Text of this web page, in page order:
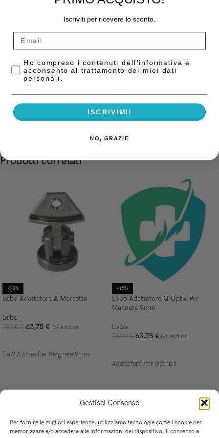
Gestisci Consenso
Per fornire le migliori esperienze, utilizziamo tecnologie come i cookie per
memorizzare e/o accedere alle informazioni del dispositivo. Il consenso a
VLC3
Categoria: Sistemi Ingrandenti e Luce
Descrizione
Textile Pad per caschetto set ricambio di 3 spugne/fascette cingitesta
composto da 1 spugna frontale e 2 spugne laterali occipitali bianche
Prodotti correlati
-15%
Lobo Adattatore A Morsetto
Lobo
75,00€ 63,75 € IVA esclusa
Da 2 A 6mm Per Magnete 9mm
-15%
Lobo Adattatore Q Optic Per
Magnete 9mm
Lobo
75,00€ 63,75 € IVA esclusa
Adattatore Per Occhiali
Iscriviti per ricevere lo sconto.
Privacy Policy
Ho compreso i contenuti dell'informativa e
acconsento al trattamento dei miei dati
personali.
ISCRIVIMI!
NO, GRAZIE